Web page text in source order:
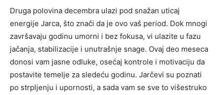
Druga polovina decembra ulazi pod snažan uticaj
energije Jarca, što znači da je ovo vaš period. Dok mnogi
završavaju godinu umorni i bez fokusa, vi ulazite u fazu
jačanja, stabilizacije i unutrašnje snage. Ovaj deo meseca
donosi vam jasne odluke, osećaj kontrole i motivaciju da
postavite temelje za sledeću godinu. Jarčevi su poznati
po strpljenju i upornosti, a sada vam se sve to višestruko